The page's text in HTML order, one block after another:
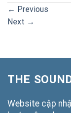
← Previous
Next →
THE
Website cập